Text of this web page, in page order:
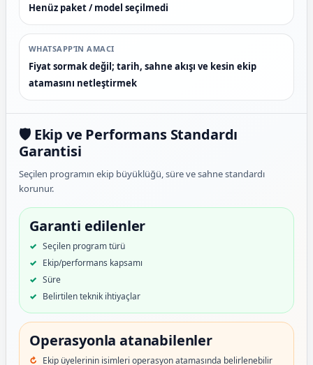
Henüz paket / model seçilmedi
WHATSAPP’IN AMACI
Fiyat sormak değil; tarih, sahne akışı ve kesin ekip
atamasını netleştirmek
🛡️ Ekip ve Performans Standardı
Garantisi
Seçilen programın ekip büyüklüğü, süre ve sahne standardı
korunur.
Garanti edilenler
Seçilen program türü
Ekip/performans kapsamı
Süre
Belirtilen teknik ihtiyaçlar
Operasyonla atanabilenler
Ekip üyelerinin isimleri operasyon atamasında belirlenebilir